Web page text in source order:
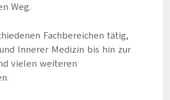
Weg.
Fachbereichen tätig,
Innerer Medizin bis hin zur
vielen weiteren